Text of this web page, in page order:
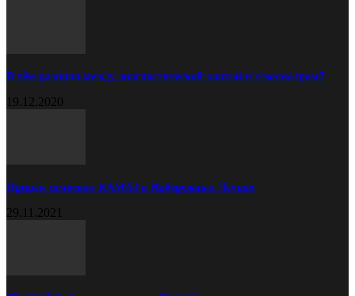
В чём разница между диагностической картой и техосмотром?
19.12.2020
Прицеп самосвал КАМАЗ в Набережных Челнах
29.11.2021